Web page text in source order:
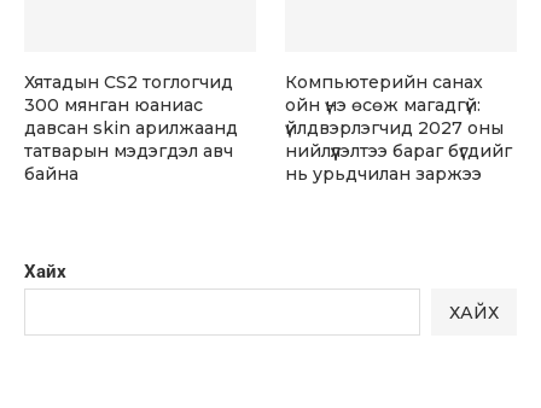
Хайх
ХАЙХ
Хятадын CS2 тоглогчид
300 мянган юаниас
давсан skin арилжаанд
татварын мэдэгдэл авч
байна
Компьютерийн санах
ойн үнэ өсөж магадгүй:
үйлдвэрлэгчид 2027 оны
нийлүүлэлтээ бараг бүгдийг
нь урьдчилан заржээ